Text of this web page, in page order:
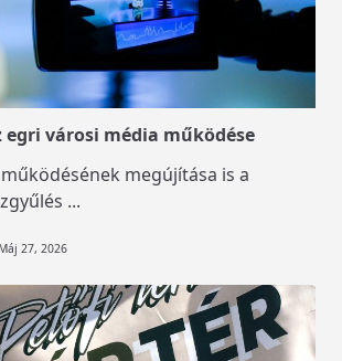
városi média működése
megújítása is a
...
Máj 27, 2026